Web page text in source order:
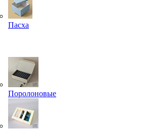
Пасха
Поролоновые